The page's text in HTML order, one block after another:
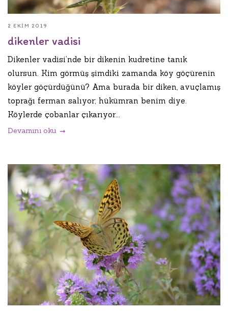
2 EKIM 2019
dikenler vadisi
Dikenler vadisi’nde bir dikenin kudretine tanık
olursun. Kim görmüş şimdiki zamanda köy göçürenin
köyler göçürdüğünü? Ama burada bir diken, avuçlamış
toprağı ferman salıyor; hükümran benim diye.
Köylerde çobanlar çıkarıyor...
Devamını oku